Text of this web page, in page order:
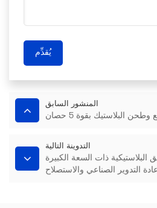
يُقدِّم
المنشور السابق
البلاستيك بقوة 5 حصان
التدوينة التالية
البلاستيكية ذات السعة الكبيرة
التدوير الصناعي والاستصلاح